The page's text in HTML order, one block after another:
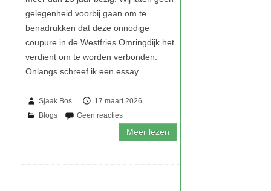
Sjaak Bos 17 maart 2026